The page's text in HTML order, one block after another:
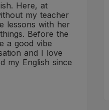
Here, at
my teacher
lessons with her
Before the
a good vibe
and I love
my English since